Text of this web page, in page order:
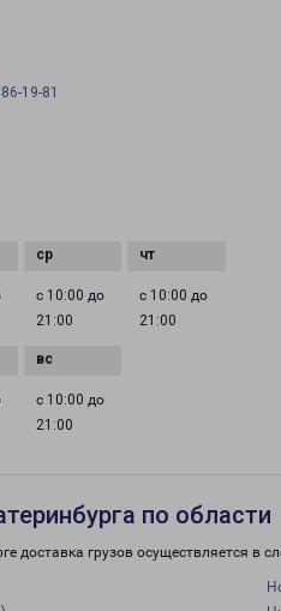
19-81
с 10:00 до
21:00
с 10:00 до
21:00
с 10:00 до
21:00
по области
доставка грузов осуществляется в